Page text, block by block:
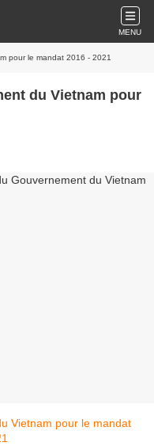
MENU
pour le mandat 2016 - 2021
du Vietnam pour